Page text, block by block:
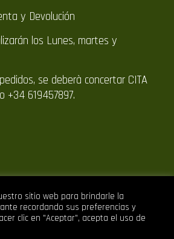
y Devolución
los Lunes, martes y
se deberà concertar CITA
+34 619457897.
sitio web para brindarle la
recordando sus preferencias y
clic en "Aceptar", acepta el uso de